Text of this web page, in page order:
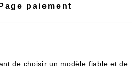
Page paiement
de choisir un modèle fiable et de